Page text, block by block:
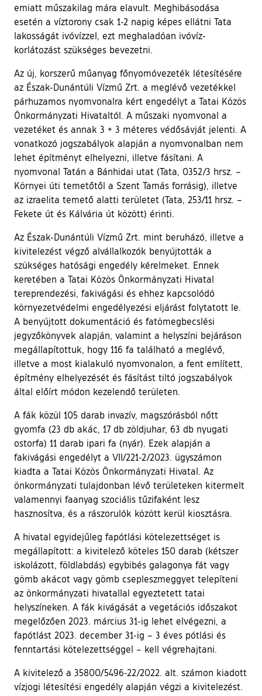
emiatt műszakilag mára elavult. Meghibásodása
esetén a víztorony csak 1-2 napig képes ellátni Tata
lakosságát ivóvízzel, ezt meghaladóan ivóvíz-
korlátozást szükséges bevezetni.
Az új, korszerű műanyag főnyomóvezeték létesítésére
az Észak-Dunántúli Vízmű Zrt. a meglévő vezetékkel
párhuzamos nyomvonalra kért engedélyt a Tatai Közös
Önkormányzati Hivataltól. A műszaki nyomvonal a
vezetéket és annak 3 + 3 méteres védősávját jelenti. A
vonatkozó jogszabályok alapján a nyomvonalban nem
lehet építményt elhelyezni, illetve fásítani. A
nyomvonal Tatán a Bánhidai utat (Tata, 0352/3 hrsz. –
Környei úti temetőtől a Szent Tamás forrásig), illetve
az izraelita temető alatti területet (Tata, 253/11 hrsz. –
Fekete út és Kálvária út között) érinti.
Az Észak-Dunántúli Vízmű Zrt. mint beruházó, illetve a
kivitelezést végző alvállalkozók benyújtották a
szükséges hatósági engedély kérelmeket. Ennek
keretében a Tatai Közös Önkormányzati Hivatal
tereprendezési, fakivágási és ehhez kapcsolódó
környezetvédelmi engedélyezési eljárást folytatott le.
A benyújtott dokumentáció és fatömegbecslési
jegyzőkönyvek alapján, valamint a helyszíni bejáráson
megállapítottuk, hogy 116 fa található a meglévő,
illetve a most kialakuló nyomvonalon, a fent említett,
építmény elhelyezését és fásítást tiltó jogszabályok
által előírt módon kezelendő területen.
A fák közül 105 darab invazív, magszórásból nőtt
gyomfa (23 db akác, 17 db zöldjuhar, 63 db nyugati
ostorfa) 11 darab ipari fa (nyár). Ezek alapján a
fakivágási engedélyt a VII/221-2/2023. ügyszámon
kiadta a Tatai Közös Önkormányzati Hivatal. Az
önkormányzati tulajdonban lévő területeken kitermelt
valamennyi faanyag szociális tűzifaként lesz
hasznosítva, és a rászorulók között kerül kiosztásra.
A hivatal egyidejűleg fapótlási kötelezettséget is
megállapított: a kivitelező köteles 150 darab (kétszer
iskolázott, földlabdás) egybibés galagonya fát vagy
gömb akácot vagy gömb csepleszmeggyet telepíteni
az önkormányzati hivatallal egyeztetett tatai
helyszíneken. A fák kivágását a vegetációs időszakot
megelőzően 2023. március 31-ig lehet elvégezni, a
fapótlást 2023. december 31-ig – 3 éves pótlási és
fenntartási kötelezettséggel – kell végrehajtani.
A kivitelező a 35800/5496-22/2022. alt. számon kiadott
vízjogi létesítési engedély alapján végzi a kivitelezést.